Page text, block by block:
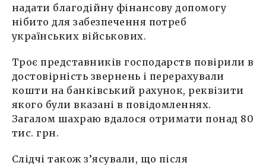
надати благодійну фінансову допомогу
нібито для забезпечення потреб
українських військових.
Троє представників господарств повірили в
достовірність звернень і перерахували
кошти на банківський рахунок, реквізити
якого були вказані в повідомленнях.
Загалом шахраю вдалося отримати понад 80
тис. грн.
Слідчі також з’ясували, що після